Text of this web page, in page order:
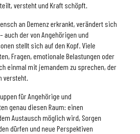
versteht und Kraft schöpft.
an Demenz erkrankt, verändert sich
auch der von Angehörigen und
stellt sich auf den Kopf. Viele
Fragen, emotionale Belastungen oder
einmal mit jemandem zu sprechen, der
versteht.
für Angehörige und
genau diesen Raum: einen
Austausch möglich wird, Sorgen
dürfen und neue Perspektiven